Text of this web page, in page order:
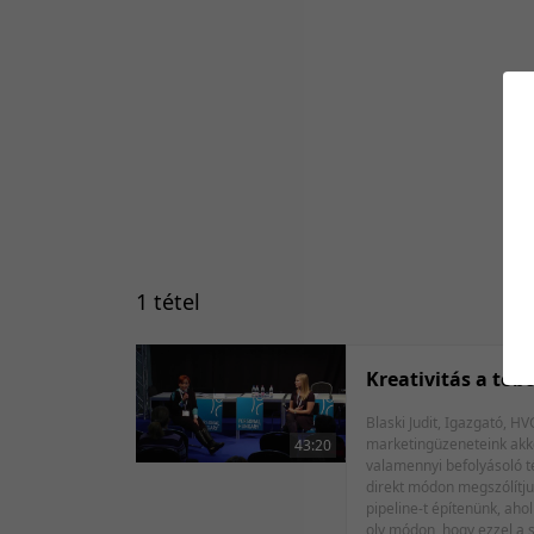
1 tétel
43:20
Kreativitás a
Blaski Judit, Igazgató, HVG HR Center Zvezdovics Anita, Akadémiai kapcsolatokért és
marketingüzeneteink
valamennyi befolyásoló
direkt módon
pipeline-t építenünk,
oly módon, hogy ezzel